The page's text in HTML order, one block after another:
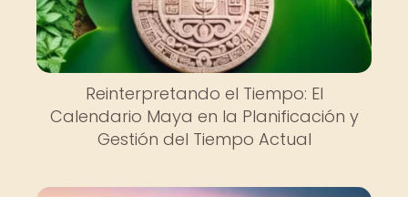
Reinterpretando el Tiempo: El
Calendario Maya en la Planificación y
Gestión del Tiempo Actual